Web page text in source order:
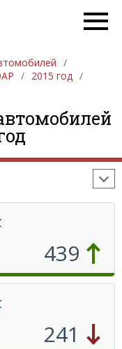
2015 год
АМЕРИКА
ЕВРОПА
439
241